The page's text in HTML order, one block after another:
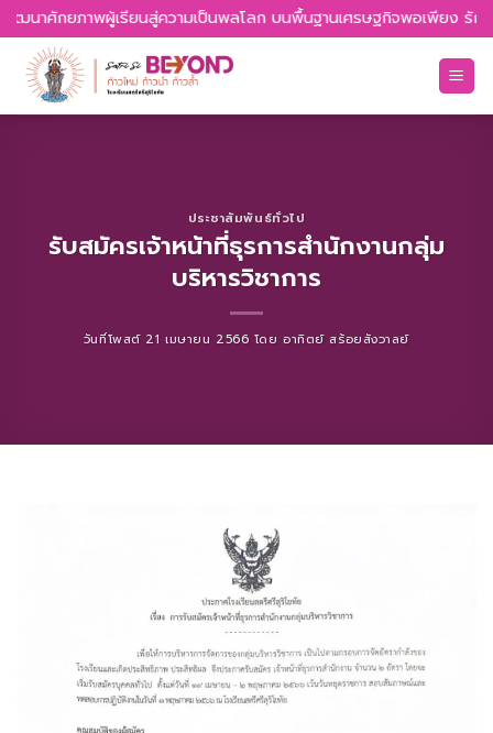
Skip
to
content
าศักยภาพผู้เรียนสู่ความเป็นพลโลก บนพื้นฐานเศรษฐกิจพอเพียง รักค
ประชาสัมพันธ์ทั่วไป
รับสมัครเจ้าหน้าที่ธุรการสำนักงานกลุ่ม
บริหารวิชาการ
วันที่โพสต์ 21 เมษายน 2566 โดยอาทิตย์ สร้อยสังวาลย์